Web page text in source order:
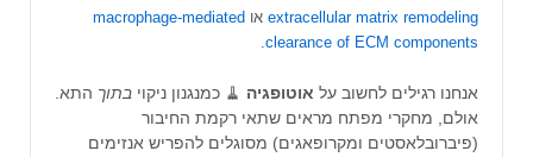
extracellular matrix remodeling או macrophage-mediated
clearance of ECM components.
אנחנו רגילים לחשוב על אוטופגיה 🧹 כמנגנון ניקוי בתוך התא.
אולם, מחקרי מפתח מראים שתאי רקמת החיבור
(פיברובלאסטים ומקרופאגים) מסוגלים להפריש אנזימים